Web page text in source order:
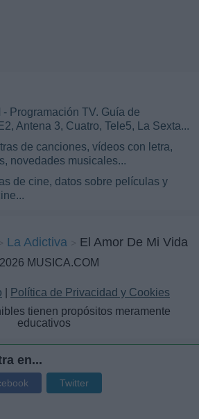
- Programación TV. Guía de
Antena 3, Cuatro, Tele5, La Sexta...
de canciones, vídeos con letra,
novedades musicales...
de cine, datos sobre películas y
La Adictiva El Amor De Mi Vida
MUSICA.COM
Política de Privacidad y Cookies
tienen propósitos meramente
educativos
en...
Twitter